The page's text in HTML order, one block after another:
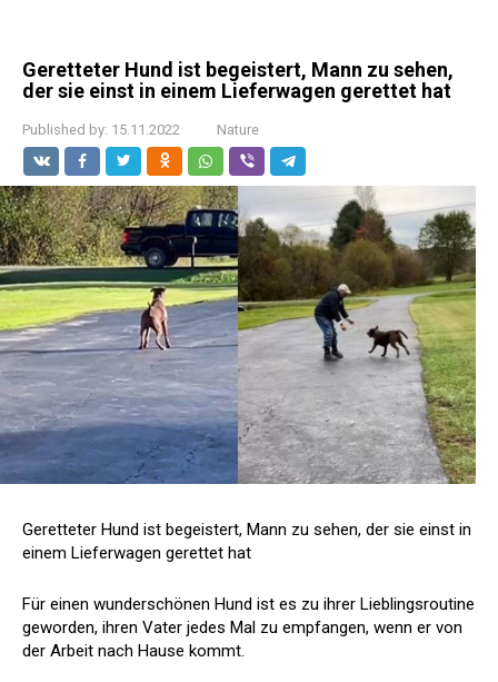
Geretteter Hund ist begeistert, Mann zu sehen,
der sie einst in einem Lieferwagen gerettet hat
Published by: 15.11.2022 Nature
Geretteter Hund ist begeistert, Mann zu sehen, der sie einst in
einem Lieferwagen gerettet hat
Für einen wunderschönen Hund ist es zu ihrer Lieblingsroutine
geworden, ihren Vater jedes Mal zu empfangen, wenn er von
der Arbeit nach Hause kommt.